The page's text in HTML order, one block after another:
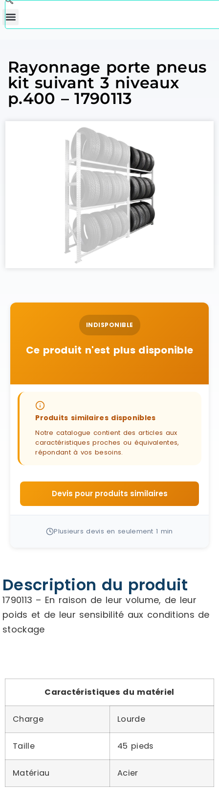
Rayonnage porte pneus
kit suivant 3 niveaux
p.400 – 1790113
INDISPONIBLE
Ce produit n'est plus disponible
Produits similaires disponibles
Notre catalogue contient des articles aux
caractéristiques proches ou équivalentes,
répondant à vos besoins.
Devis pour produits similaires
Plusieurs devis en seulement 1 min
Description du produit
1790113 – En raison de leur volume, de leur
poids et de leur sensibilité aux conditions de
stockage
Caractéristiques du matériel
Charge Lourde
Taille 45 pieds
Matériau Acier